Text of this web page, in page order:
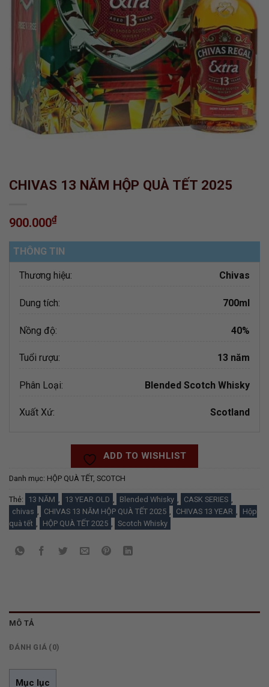
CHIVAS 13 NĂM HỘP QUÀ TẾT 2025
900.000₫
THÔNG TIN
Thương hiệu: Chivas
Dung tích: 700ml
Nồng độ: 40%
Tuổi rượu: 13 năm
Phân Loại: Blended Scotch Whisky
Xuất Xứ: Scotland
ADD TO WISHLIST
Danh mục: HỘP QUÀ TẾT, SCOTCH
Thẻ: 13 NĂM , 13 YEAR OLD , Blended Whisky , CASK SERIES ,
chivas , CHIVAS 13 NĂM HỘP QUÀ TẾT 2025 , CHIVAS 13 YEAR ,
Hộp
quà tết , HỘP QUÀ TẾT 2025 , Scotch Whisky
MÔ TẢ
ĐÁNH GIÁ (0)
Mục lục